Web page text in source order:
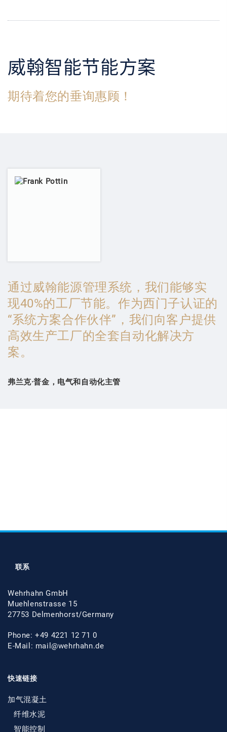
威翰智能节能方案
期待着您的垂询惠顾！
通过威翰能源管理系统，我们能够实
现40%的工厂节能。作为西门子认证的
“系统方案合作伙伴”，我们向客户提供
高效生产工厂的全套自动化解决方
案。
弗兰克·普金，电气和自动化主管
联系
Wehrhahn GmbH
Muehlenstrasse 15
27753 Delmenhorst/Germany
Phone: +49 4221 12 71 0
E-Mail: mail@wehrhahn.de
快速链接
加气混凝土
纤维水泥
智能控制